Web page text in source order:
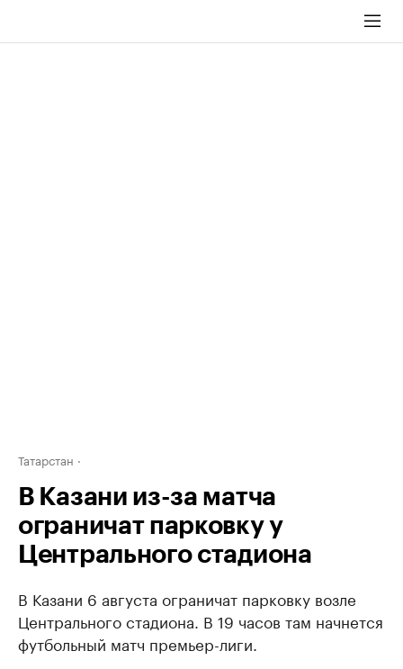
Татарстан
В Казани из-за матча
ограничат парковку у
Центрального стадиона
В Казани 6 августа ограничат парковку возле
Центрального стадиона. В 19 часов там начнется
футбольный матч премьер-лиги.